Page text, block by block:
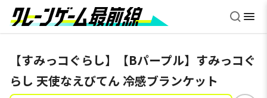
【すみっコぐらし】【Bパープル】すみっコぐ
らし 天使なえびてん 冷感ブランケット